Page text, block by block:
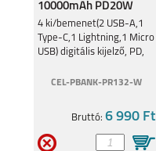
10000mAh PD20W
Fehér PR132
10000mAh
4 ki/bemenet(2 USB-A,1
Type-C,1 Lightning,1 Micro
USB) digitális kijelző, PD,
CEL-PBANK-PR132-W
Bruttó: 6 990 Ft